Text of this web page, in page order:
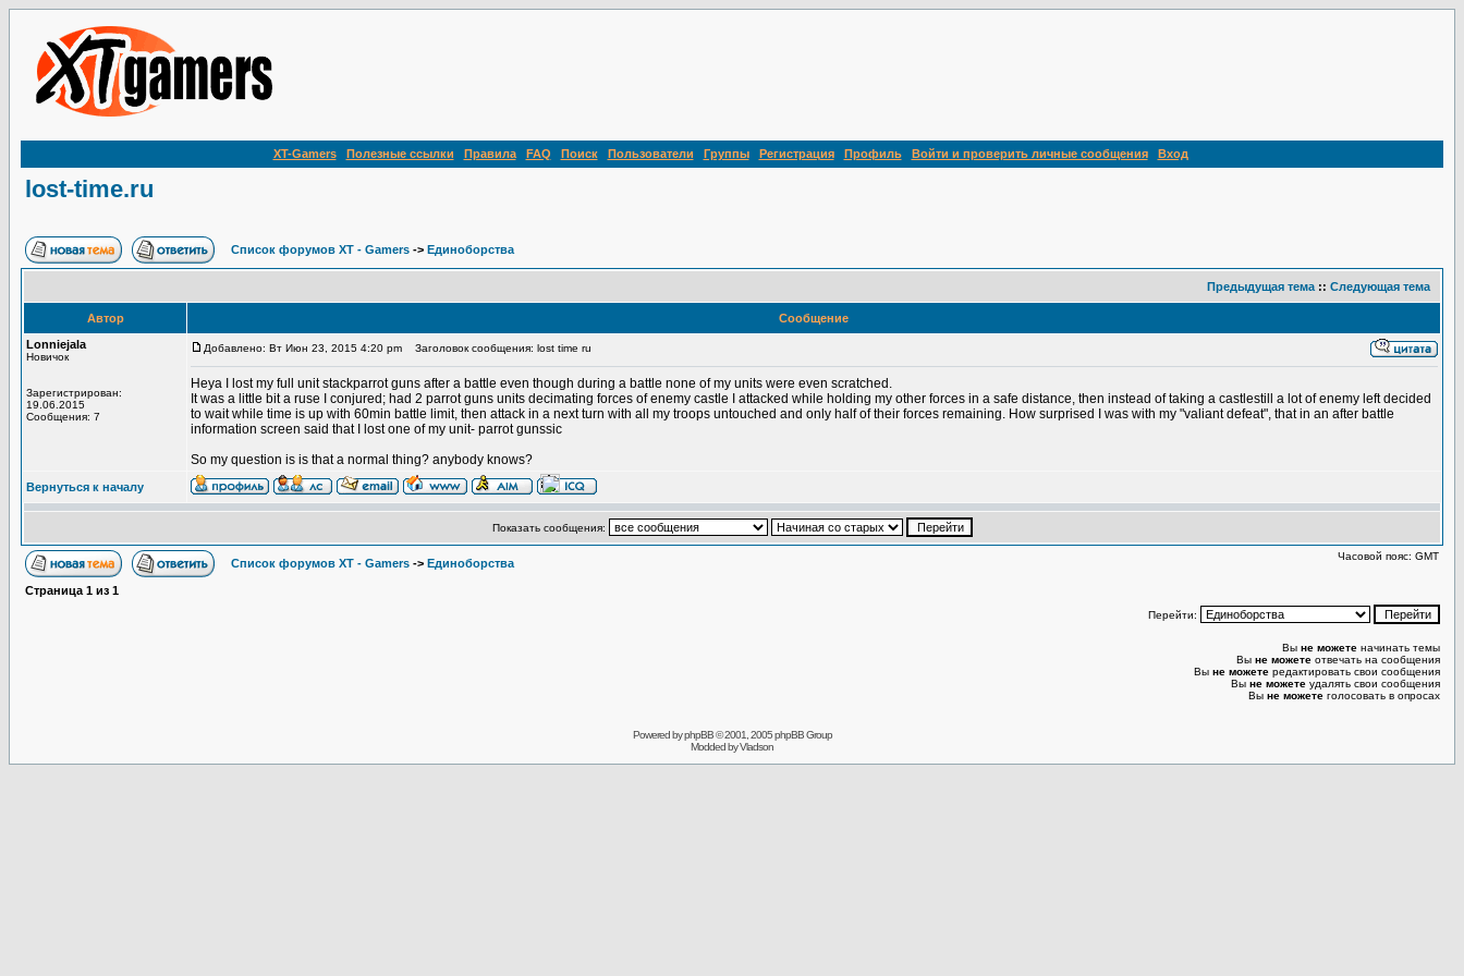
XT-Gamers Полезные ссылки Правила FAQ Поиск Пользователи Группы Регистрация Профиль Войти и проверить личные сообщения Вход
lost-time.ru
Список форумов XT - Gamers -> Единоборства
Предыдущая тема :: Следующая тема
Автор
Сообщение
Lonniejala
Новичок
Зарегистрирован:
19.06.2015
Сообщения: 7
Добавлено: Вт Июн 23, 2015 4:20 pm Заголовок сообщения: lost time ru
Heya I lost my full unit stackparrot guns after a battle even though during a battle none of my units were even scratched.
It was a little bit a ruse I conjured; had 2 parrot guns units decimating forces of enemy castle I attacked while holding my other forces in a safe distance, then instead of taking a castlestill a lot of enemy left decided
to wait while time is up with 60min battle limit, then attack in a next turn with all my troops untouched and only half of their forces remaining. How surprised I was with my "valiant defeat", that in an after battle
information screen said that I lost one of my unit- parrot gunssic
So my question is is that a normal thing? anybody knows?
Вернуться к началу
Показать сообщения:
Список форумов XT - Gamers -> Единоборства
Часовой пояс: GMT
Страница 1 из 1
Перейти:
Вы не можете начинать темы
Вы не можете отвечать на сообщения
Вы не можете редактировать свои сообщения
Вы не можете удалять свои сообщения
Вы не можете голосовать в опросах
Powered byphpBB© 2001, 2005 phpBB Group
Modded byVladson